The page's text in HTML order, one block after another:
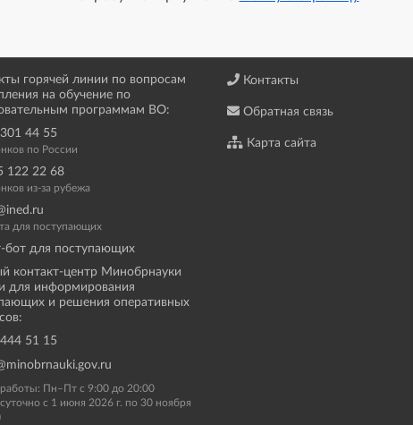
горячей линии по вопросам
на обучение по
программам ВО:
44 55
по России
122 22 68
из-за рубежа
для поступающих
бот для поступающих
контакт-центр Минобрнауки
для информирования
и решения оперативных
51 15
Пн–Пт с 9:00 до 20:00
с 1 июня 2026 г. по 30 ноября
Контакты
Обратная связь
Карта сайта